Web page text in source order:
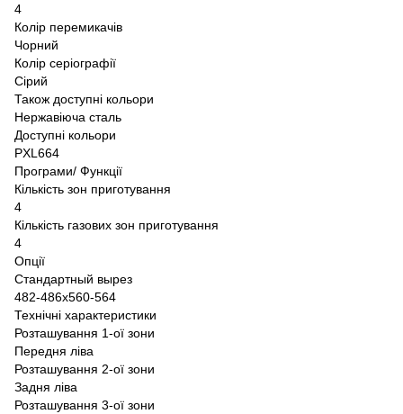
4
Колір перемикачів
Чорний
Колір серіографії
Сірий
Також доступні кольори
Нержавіюча сталь
Доступні кольори
PXL664
Програми/ Функції
Кількість зон приготування
4
Кількість газових зон приготування
4
Опції
Стандартный вырез
482-486x560-564
Технічні характеристики
Розташування 1-ої зони
Передня ліва
Розташування 2-ої зони
Задня ліва
Розташування 3-ої зони